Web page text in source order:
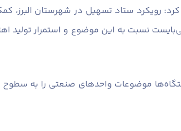
کرد: رویکرد ستاد تسهیل در شهرستان البرز،
نسبت به این موضوع و استمرار تولید
موضوعات واحدهای صنعتی را به سطوح